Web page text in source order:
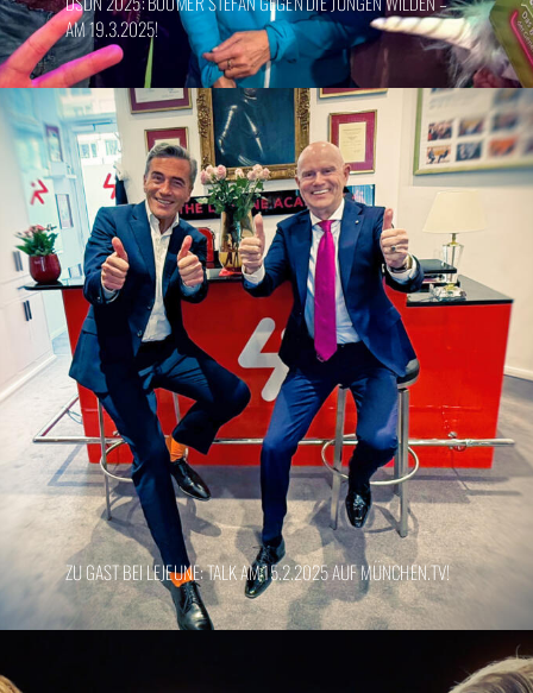
AM 19.3.2025!
ZU GAST BEI LEJEUNE: TALK AM 15.2.2025 AUF MÜNCHEN.TV!